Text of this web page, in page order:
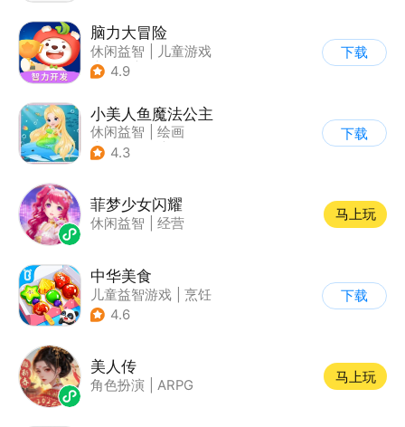
脑力大冒险
休闲益智
儿童游戏
| 卡通
4.9
下载
小美人鱼魔法公主
休闲益智
绘画
| 儿童游戏
4.3
下载
菲梦少女闪耀
休闲益智 经营
马上玩
中华美食
儿童益智游戏
烹饪
4.6
下载
美人传
角色扮演 ARPG
马上玩